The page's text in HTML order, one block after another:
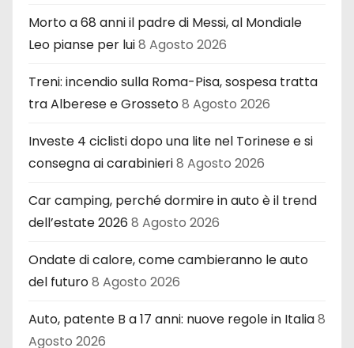
Morto a 68 anni il padre di Messi, al Mondiale
Leo pianse per lui8 Agosto 2026
Treni: incendio sulla Roma-Pisa, sospesa tratta
tra Alberese e Grosseto8 Agosto 2026
Investe 4 ciclisti dopo una lite nel Torinese e si
consegna ai carabinieri8 Agosto 2026
Car camping, perché dormire in auto è il trend
dell’estate 2026 8 Agosto 2026
Ondate di calore, come cambieranno le auto
del futuro8 Agosto 2026
Auto, patente B a 17 anni: nuove regole in Italia8
Agosto 2026